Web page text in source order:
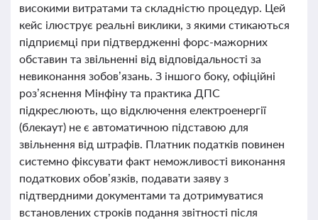
високими витратами та складністю процедур. Цей
кейс ілюструє реальні виклики, з якими стикаються
підприємці при підтвердженні форс-мажорних
обставин та звільненні від відповідальності за
невиконання зобов’язань. З іншого боку, офіційні
роз’яснення Мінфіну та практика ДПС
підкреслюють, що відключення електроенергії
(блекаут) не є автоматичною підставою для
звільнення від штрафів. Платник податків повинен
системно фіксувати факт неможливості виконання
податкових обов’язків, подавати заяву з
підтвердними документами та дотримуватися
встановлених строків подання звітності після